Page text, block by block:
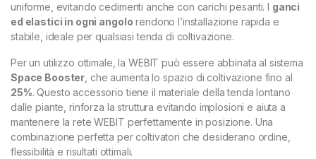
uniforme, evitando cedimenti anche con carichi pesanti. I ganci
ed elastici in ogni angolo rendono l’installazione rapida e
stabile, ideale per qualsiasi tenda di coltivazione.
Per un utilizzo ottimale, la WEBIT può essere abbinata al sistema
Space Booster , che aumenta lo spazio di coltivazione fino al
25%. Questo accessorio tiene il materiale della tenda lontano
dalle piante, rinforza la struttura evitando implosioni e aiuta a
mantenere la rete WEBIT perfettamente in posizione. Una
combinazione perfetta per coltivatori che desiderano ordine,
flessibilità e risultati ottimali.